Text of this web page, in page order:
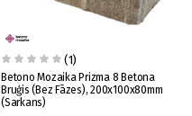
(1)
Betono Mozaika Prizma 8 Betona
Bruģis (Bez Fāzes), 200x100x80mm
(Sarkans)